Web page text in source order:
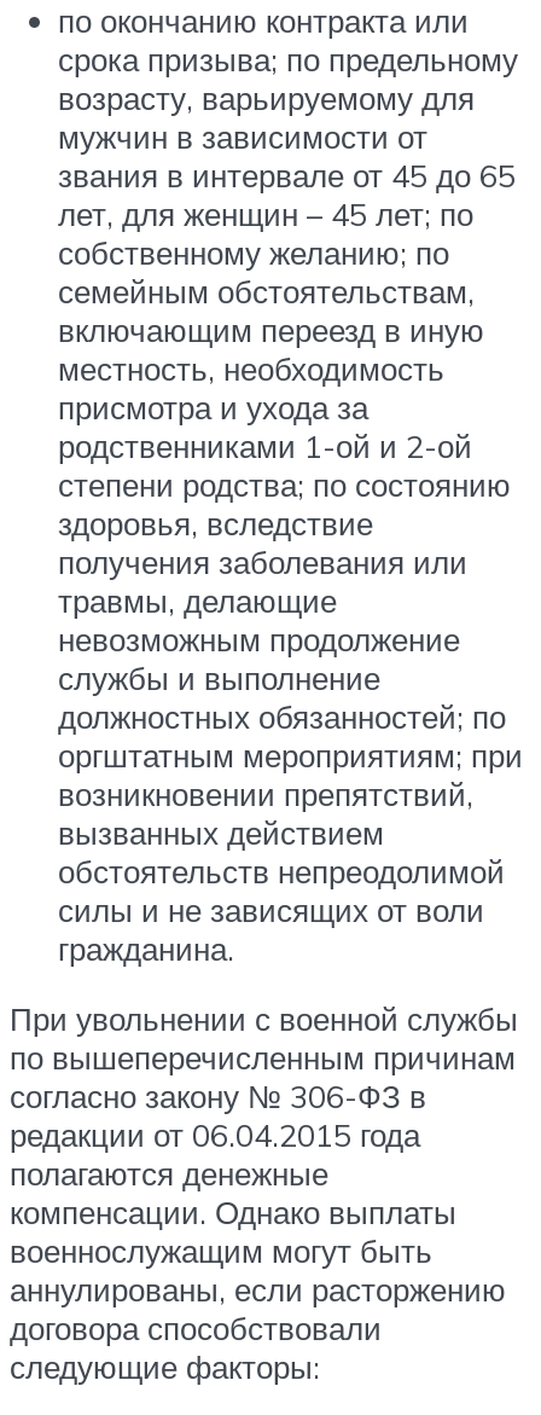
по окончанию контракта или
срока призыва; по предельному
возрасту, варьируемому для
мужчин в зависимости от
звания в интервале от 45 до 65
лет, для женщин – 45 лет; по
собственному желанию; по
семейным обстоятельствам,
включающим переезд в иную
местность, необходимость
присмотра и ухода за
родственниками 1-ой и 2-ой
степени родства; по состоянию
здоровья, вследствие
получения заболевания или
травмы, делающие
невозможным продолжение
службы и выполнение
должностных обязанностей; по
оргштатным мероприятиям; при
возникновении препятствий,
вызванных действием
обстоятельств непреодолимой
силы и не зависящих от воли
гражданина.
При увольнении с военной службы
по вышеперечисленным причинам
согласно закону № 306-ФЗ в
редакции от 06.04.2015 года
полагаются денежные
компенсации. Однако выплаты
военнослужащим могут быть
аннулированы, если расторжению
договора способствовали
следующие факторы: